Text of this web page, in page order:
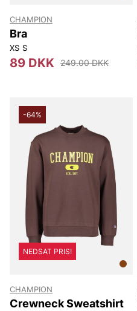
CHAMPION
Bra
XS S
89 DKK 249.00 DKK
-64%
NEDSAT PRIS!
CHAMPION
Crewneck Sweatshirt